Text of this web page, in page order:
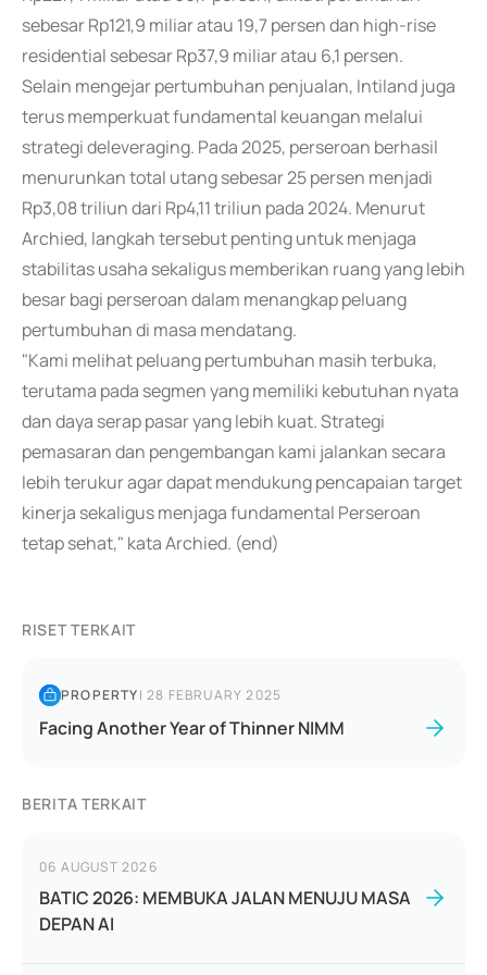
sebesar Rp121,9 miliar atau 19,7 persen dan high-rise
residential sebesar Rp37,9 miliar atau 6,1 persen.
Selain mengejar pertumbuhan penjualan, Intiland juga
terus memperkuat fundamental keuangan melalui
strategi deleveraging. Pada 2025, perseroan berhasil
menurunkan total utang sebesar 25 persen menjadi
Rp3,08 triliun dari Rp4,11 triliun pada 2024. Menurut
Archied, langkah tersebut penting untuk menjaga
stabilitas usaha sekaligus memberikan ruang yang lebih
besar bagi perseroan dalam menangkap peluang
pertumbuhan di masa mendatang.
"Kami melihat peluang pertumbuhan masih terbuka,
terutama pada segmen yang memiliki kebutuhan nyata
dan daya serap pasar yang lebih kuat. Strategi
pemasaran dan pengembangan kami jalankan secara
lebih terukur agar dapat mendukung pencapaian target
kinerja sekaligus menjaga fundamental Perseroan
tetap sehat," kata Archied. (end)
RISET TERKAIT
PROPERTY|28 FEBRUARY 2025
Facing Another Year of Thinner NIMM
BERITA TERKAIT
06 AUGUST 2026
BATIC 2026: MEMBUKA JALAN MENUJU MASA
DEPAN AI